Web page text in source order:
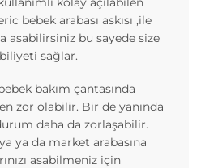
bebek arabası askısı ,ile
asabilirsiniz bu sayede size
sağlar.
bakım çantasında
zor olabilir. Bir de yanında
daha da zorlaşabilir.
ya da market arabasına
asabilmeniz için